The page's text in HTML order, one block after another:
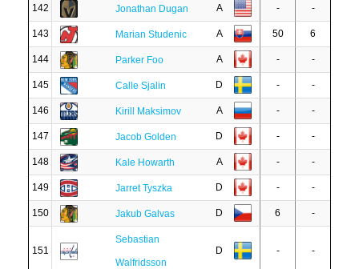
142 Jonathan Dugan A - -
143 Marian Studenic A 50 6
144 Parker Foo A - -
145 Calle Sjalin D - -
146 Kirill Maksimov A - -
147 Jacob Golden D - -
148 Kale Howarth A - -
149 Jarret Tyszka D - -
150 Jakub Galvas D 6 -
151
Sebastian
Walfridsson
D - -